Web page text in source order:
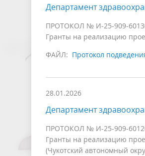
Департамент
ПРОТОКОЛ № И-25-909-
Гранты на реализацию
ФАЙЛ: Протокол
28.01.2026
Департамент
ПРОТОКОЛ № И-25-909-
Гранты на реализацию
(Чукотский автономный